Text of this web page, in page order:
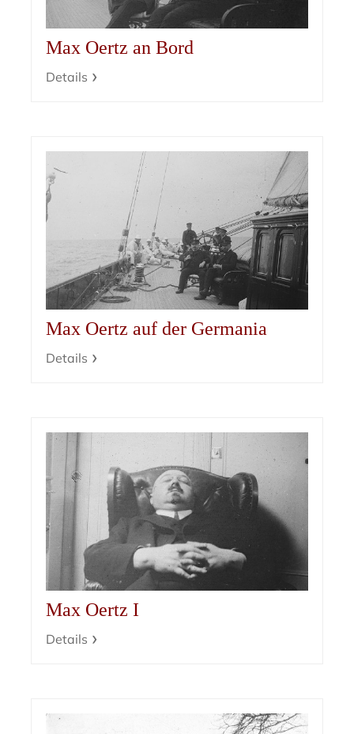
Max Oertz an Bord
Details
Max Oertz auf der Germania
Details
Max Oertz I
Details